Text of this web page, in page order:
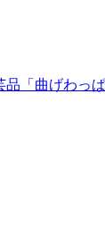
「曲げわっ